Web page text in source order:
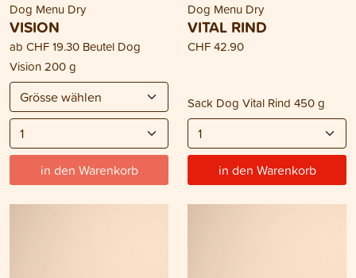
Dog Menu Dry
VISION
ab CHF 19.30 Beutel Dog
Vision 200 g
in den Warenkorb
Dog Menu Dry
VITAL RIND
CHF 42.90
Sack Dog Vital Rind 450 g
in den Warenkorb